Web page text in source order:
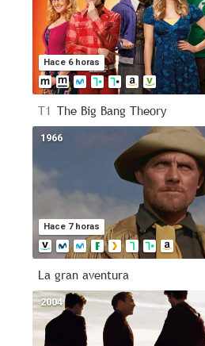
Hace 6 horas
T1 The Big Bang Theory
Hace 7 horas
1966
La gran aventura
2004